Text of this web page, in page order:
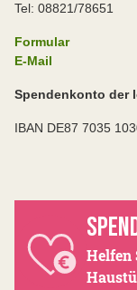
Tel: 08821/78651
Formular
E-Mail
Spendenkonto der
IBAN DE87 7035
Helfen